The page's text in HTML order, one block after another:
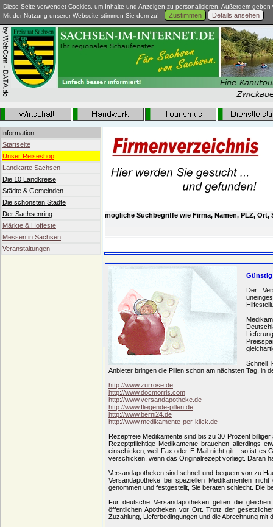
Diese Seite verwendet Cookies, um Inhalte und Anzeigen zu personalisieren. Außerdem
Mit der Nutzung unserer Webseite stimmen Sie dem zu!
Zustimmen Details ansehen
Information
Startseite
Unser Reiseshop
Landkarte Sachsen
Die 10 Landkreise
Städte & Gemeinden
Die schönsten Städte
Der Sachsenring
Märkte & Hoffeste
Messen in Sachsen
Veranstaltungen
mögliche Suchbegriffe wie Firma, Namen, PLZ, Ort,
Günstig
Der
Schnell
Anbieter bringen die Pillen schon am nächsten Tag, in
http://www.zurrose.de
http://www.docmorris.com
http://www.versandapotheke.de
http://www.fliegende-pillen.de
http://www.berni24.de
http://www.medikamente-per-klick.de
Rezepfreie Medikamente sind bis zu 30 Prozent
Rezeptpflichtige Medikamente brauchen allerdings
einschicken, weil Fax oder E-Mail nicht gilt - so ist es
verschicken, wenn das Originalrezept vorliegt. Daran
Versandapotheken sind schnell und bequem von zu
Versandapotheke bei speziellen Medikamenten
genommen und festgestellt, Sie beraten schlecht. Die
Für deutsche Versandapotheken gelten die
öffentlichen Apotheken vor Ort. Trotz der
Zuzahlung, Lieferbedingungen und die Abrechnung